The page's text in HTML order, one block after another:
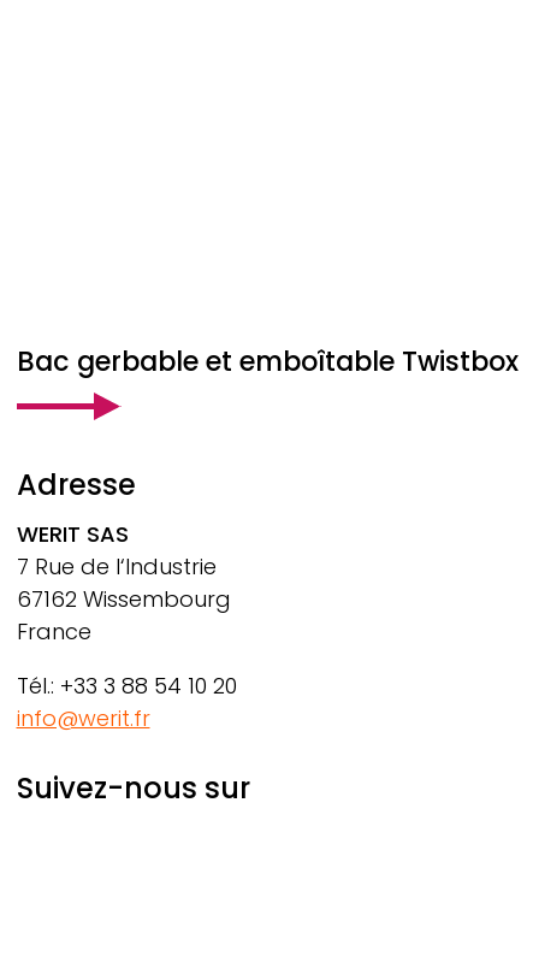
Bac gerbable et emboîtable Twistbox
Adresse
WERIT SAS
7 Rue de l‘Industrie
67162 Wissembourg
France
Tél.: +33 3 88 54 10 20
info@werit.fr
Suivez-nous sur